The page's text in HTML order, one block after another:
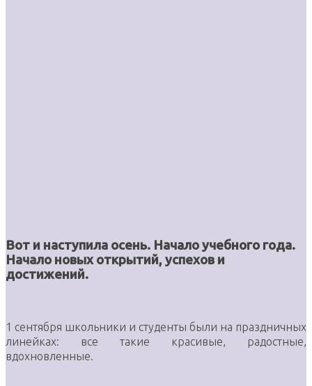
Вот и наступила осень. Начало учебного года.
Начало новых открытий, успехов и
достижений.
1 сентября школьники и студенты были на праздничных
линейках: все такие красивые, радостные,
вдохновленные.